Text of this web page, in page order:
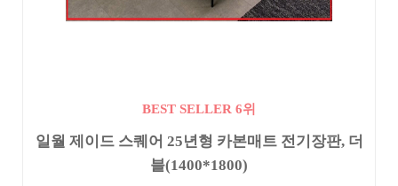
BEST SELLER 6위
일월 제이드 스퀘어 25년형 카본매트 전기장판, 더
블(1400*1800)